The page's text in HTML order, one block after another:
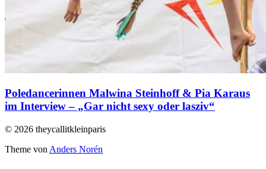
Poledancerinnen Malwina Steinhoff & Pia Karaus
im Interview – „Gar nicht sexy oder lasziv“
© 2026 theycallitkleinparis
Theme von Anders Norén